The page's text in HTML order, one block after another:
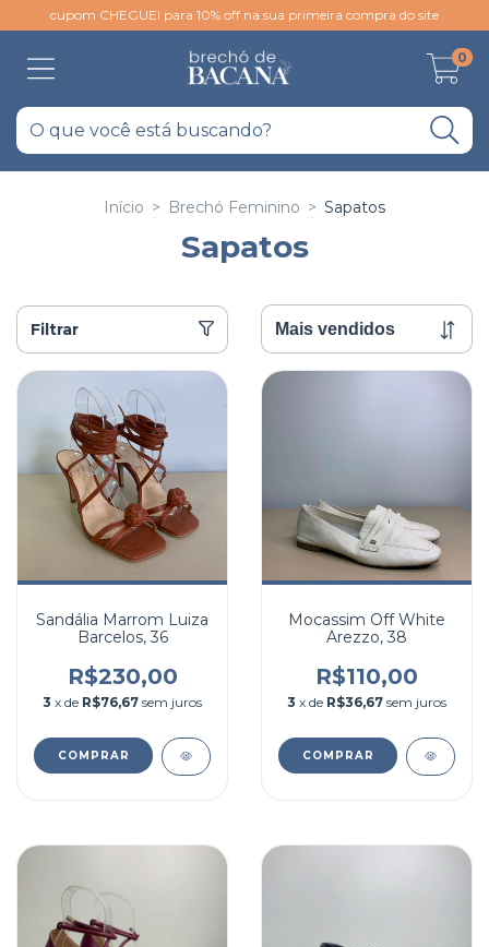
cupom CHEGUEI para 10% off na sua primeira compra do site
0
Início > Brechó Feminino > Sapatos
Sapatos
Filtrar
Sandália Marrom Luiza
Barcelos, 36
R$230,00
3 x de R$76,67 sem juros
COMPRAR
Mocassim Off White
Arezzo, 38
R$110,00
3 x de R$36,67 sem juros
COMPRAR